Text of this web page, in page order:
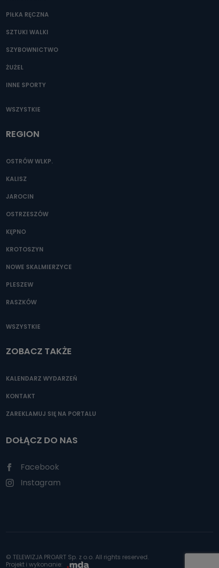
PIŁKA RĘCZNA
SZTUKI WALKI
SZYBOWNICTWO
ŻUŻEL
INNE SPORTY
WSZYSTKIE
REGION
OSTRÓW WLKP.
KALISZ
JAROCIN
OSTRZESZÓW
KĘPNO
KROTOSZYN
NOWE SKALMIERZYCE
PLESZEW
RASZKÓW
WSZYSTKIE
ZOBACZ TAKŻE
KALENDARZ WYDARZEŃ
KONTAKT
ZAREKLAMUJ SIĘ NA PORTALU
DOŁĄCZ DO NAS
Facebook
Instagram
© TELEWIZJA PROART Sp. z o.o. All rights reserved.
Projekt i wykonanie: